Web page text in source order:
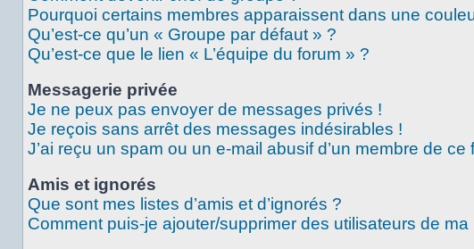
Pourquoi certains membres apparaissent dans une
Qu’est-ce qu’un « Groupe par défaut » ?
Qu’est-ce que le lien « L’équipe du forum » ?
Messagerie privée
Je ne peux pas envoyer de messages privés !
Je reçois sans arrêt des messages indésirables !
J’ai reçu un spam ou un e-mail abusif d’un membre de ce
Amis et ignorés
Que sont mes listes d’amis et d’ignorés ?
Comment puis-je ajouter/supprimer des utilisateurs de ma